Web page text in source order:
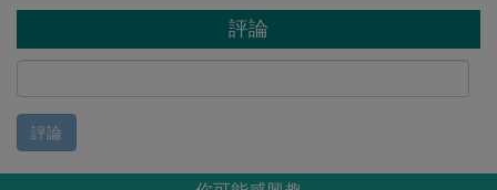
評論
評論